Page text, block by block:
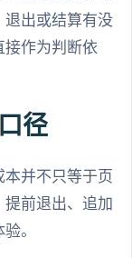
退出或结算有没
接作为判断依
径
并不只等于页
前退出、追加
。